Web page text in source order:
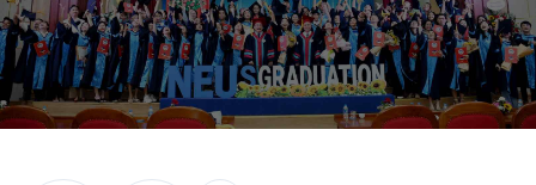
viên trúng tuyển đợt 5 năm 2025